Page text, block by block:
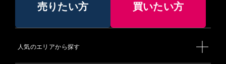
売りたい方 買いたい方
人気のエリアから探す